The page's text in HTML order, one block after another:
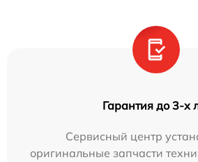
Гарантия до 3-х
Сервисный центр
оригинальные запчасти